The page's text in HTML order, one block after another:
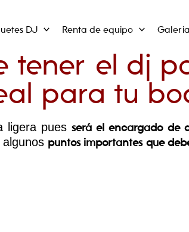
DJ Renta de equipo
tener el dj
para tu
ligera puesserá el encargado de
puntos importantes que